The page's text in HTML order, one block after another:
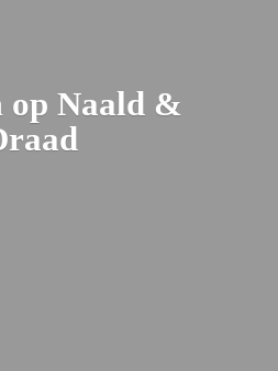
op Naald &